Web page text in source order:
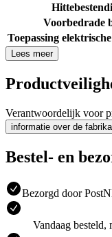
Voorbedrade
Toepassing
Lees meer
Verantwoordelijk voor
informatie over de
Bestel- en
Bezorgd door
Vandaag besteld,